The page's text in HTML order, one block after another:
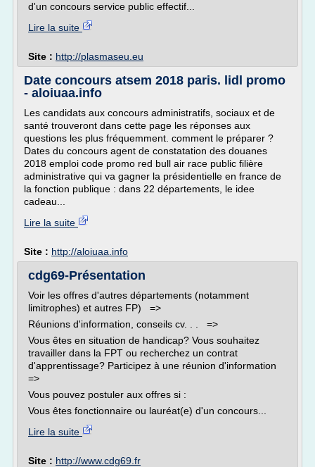
d'un concours service public effectif...
Lire la suite
Site : http://plasmaseu.eu
Date concours atsem 2018 paris. lidl promo
- aloiuaa.info
Les candidats aux concours administratifs, sociaux et de
santé trouveront dans cette page les réponses aux
questions les plus fréquemment. comment le préparer ?
Dates du concours agent de constatation des douanes
2018 emploi code promo red bull air race public filière
administrative qui va gagner la présidentielle en france de
la fonction publique : dans 22 départements, le idee
cadeau...
Lire la suite
Site : http://aloiuaa.info
cdg69-Présentation
Voir les offres d'autres départements (notamment
limitrophes) et autres FP) =>
Réunions d'information, conseils cv. . . =>
Vous êtes en situation de handicap? Vous souhaitez
travailler dans la FPT ou recherchez un contrat
d'apprentissage? Participez à une réunion d'information
=>
Vous pouvez postuler aux offres si :
Vous êtes fonctionnaire ou lauréat(e) d'un concours...
Lire la suite
Site : http://www.cdg69.fr